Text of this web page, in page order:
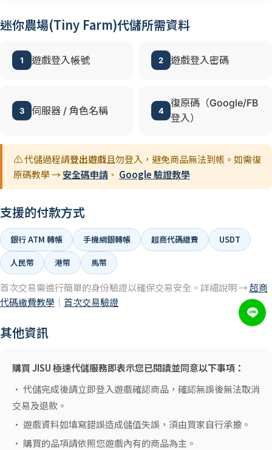
迷你農場(Tiny Farm)代儲所需資料
1 遊戲登入帳號 2 遊戲登入密碼
3 伺服器 / 角色名稱 4
復原碼（Google/FB
登入）
⚠️ 代儲過程請登出遊戲且勿登入，避免商品無法到帳。如需復
原碼教學 →安全碼申請 、 Google 驗證教學
支援的付款方式
銀行 ATM 轉帳 手機網銀轉帳 超商代碼繳費
USDT
人民幣
港幣 馬幣
首次交易需進行簡單的身份驗證以確保交易安全。詳細說明 →超商
代碼繳費教學 ｜ 首次交易驗證
其他資訊
購買 JISU 極速代儲服務即表示您已閱讀並同意以下事項：
• 代儲完成後請立即登入遊戲確認商品，確認無誤後無法取消
交易及退款。
• 遊戲資料如填寫錯誤造成儲值失誤，須由買家自行承擔。
• 購買的品項請依照您遊戲內有的商品為主。